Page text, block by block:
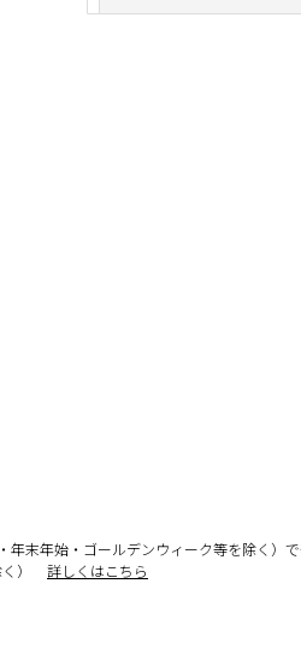
末年始・ゴールデンウィーク等を除く）で
）
詳しくはこちら